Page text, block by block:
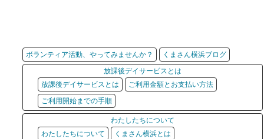
ボランティア活動、やってみませんか？
くまさん横浜ブログ
放課後デイサービスとは
放課後デイサービスとは
ご利用金額とお支払い方法
ご利用開始までの手順
わたしたちについて
わたしたちについて
くまさん横浜とは